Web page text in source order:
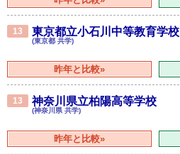
13 東京都立小石川中等教育学校
(東京都 共学)
昨年と比較»
13 神奈川県立柏陽高等学校
(神奈川県 共学)
昨年と比較»